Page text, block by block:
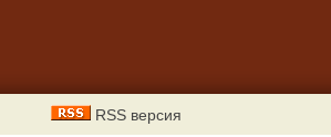
RSS версия